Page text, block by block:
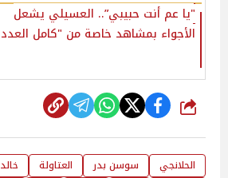
"يا عم أنت حبيبي”.. العسيلي يشعل
الأجواء بمشاهد خاصة من "كامل العدد 3"!‎
شارك
الحلانجي سوسن بدر العتاولة خالد